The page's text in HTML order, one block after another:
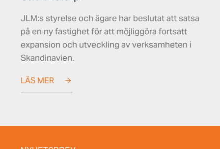
JLM:s styrelse och ägare har beslutat att satsa
på en ny fastighet för att möjliggöra fortsatt
expansion och utveckling av verksamheten i
Skandinavien.
LÄS MER